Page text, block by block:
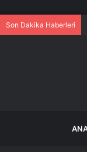
Son Dakika Haberleri